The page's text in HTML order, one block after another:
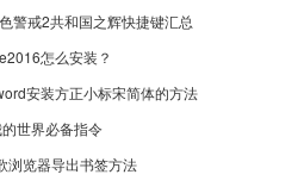
警戒2共和国之辉快捷键汇总
怎么安装？
安装方正小标宋简体的方法
世界必备指令
浏览器导出书签方法